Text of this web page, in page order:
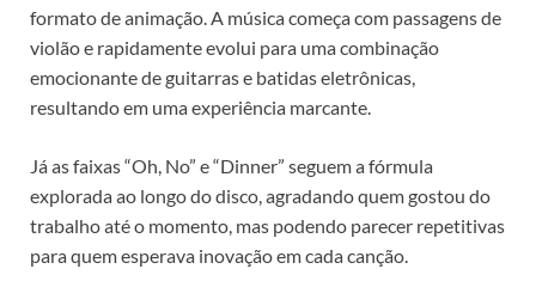
formato de animação. A música começa com passagens de
violão e rapidamente evolui para uma combinação
emocionante de guitarras e batidas eletrônicas,
resultando em uma experiência marcante.
Já as faixas “Oh, No” e “Dinner” seguem a fórmula
explorada ao longo do disco, agradando quem gostou do
trabalho até o momento, mas podendo parecer repetitivas
para quem esperava inovação em cada canção.